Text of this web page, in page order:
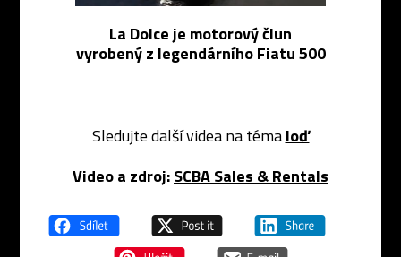
La Dolce je motorový člun
vyrobený z legendárního Fiatu 500
Sledujte další videa na témaloď
Video a zdroj:SCBA Sales & Rentals